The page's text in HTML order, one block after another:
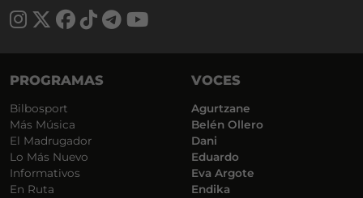
PROGRAMAS
Bilbosport
Más Música
El Madrugador
Lo Más Nuevo
Informativos
En Ruta
VOCES
Agurtzane
Belén Ollero
Dani
Eduardo
Eva Argote
Endika